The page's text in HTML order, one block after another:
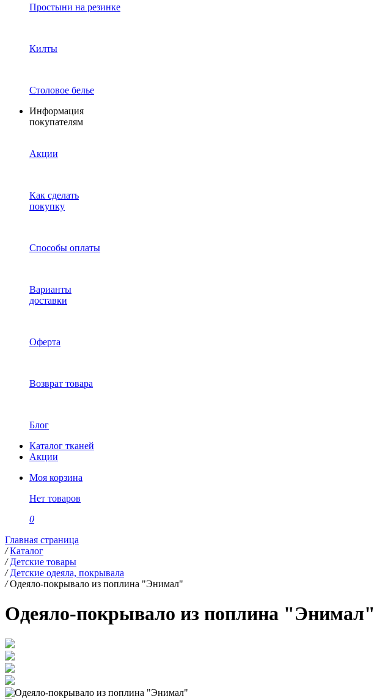
Простыни на резинке
Килты
Столовое белье
Информация
покупателям
Акции
Как сделать
покупку
Способы оплаты
Варианты
доставки
Оферта
Возврат товара
Блог
Каталог тканей
Акции
Моя корзина
Нет товаров
0
Главная страница
/ Каталог
/ Детские товары
/ Детские одеяла, покрывала
/ Одеяло-покрывало из поплина "Энимал"
Одеяло-покрывало из поплина "Энимал"